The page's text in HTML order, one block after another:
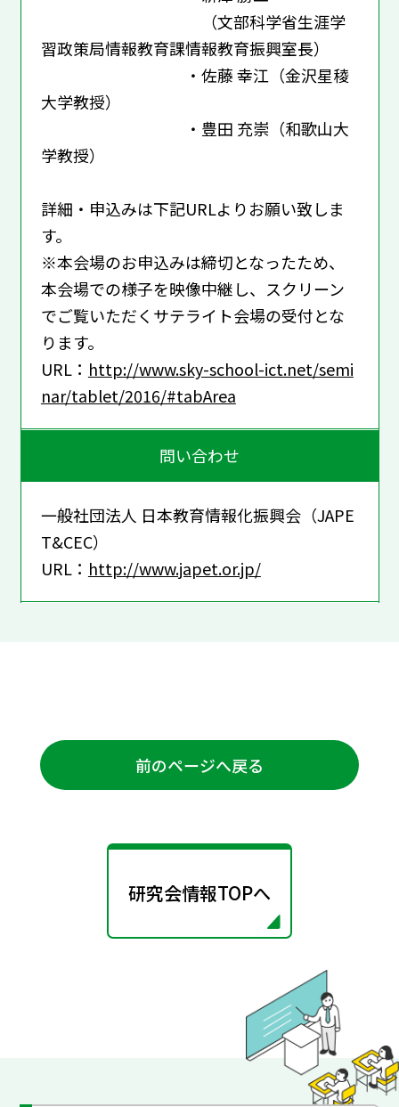
（文部科学省生涯学
習政策局情報教育課情報教育振興室長）
・佐藤 幸江（金沢星稜
大学教授）
・豊田 充崇（和歌山大
学教授）
詳細・申込みは下記URLよりお願い致しま
す。
※本会場のお申込みは締切となったため、
本会場での様子を映像中継し、スクリーン
でご覧いただくサテライト会場の受付とな
ります。
URL： http://www.sky-school-ict.net/semi
nar/tablet/2016/#tabArea
問い合わせ
一般社団法人 日本教育情報化振興会（JAPE
T&CEC）
URL： http://www.japet.or.jp/
前のページへ戻る
研究会情報TOPへ